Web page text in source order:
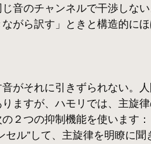
音のチャンネルで干渉しな
がら訳す」ときと構造的に
がそれに引きずられない。
ますが、ハモリでは、主旋
２つの抑制機能を使います：
ル”して、主旋律を明瞭に聞